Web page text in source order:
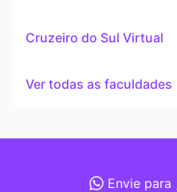
Cruzeiro do Sul Virtual
Ver todas as faculdades
Envie para